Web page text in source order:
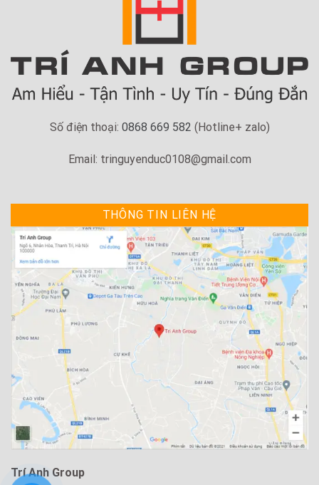
Số điện thoại: 0868 669 582 (Hotline+ zalo)
Email: tringuyenduc0108@gmail.com
THÔNG TIN LIÊN HỆ
Trí Anh Group